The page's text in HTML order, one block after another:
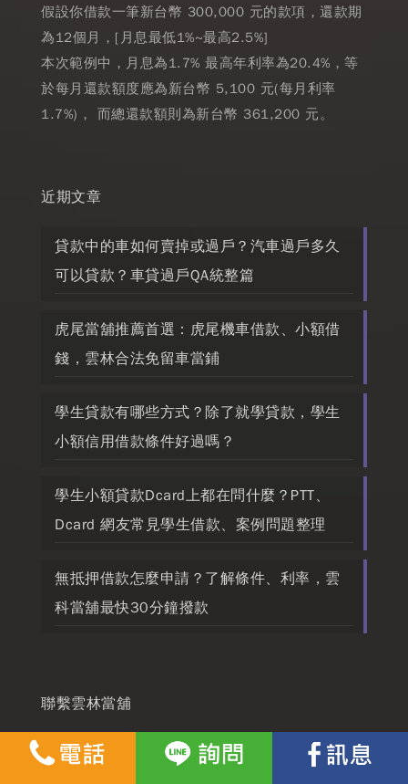
假設你借款一筆新台幣 300,000 元的款項，還款期
為12個月，[月息最低1%~最高2.5%]
本次範例中，月息為1.7% 最高年利率為20.4%，等
於每月還款額度應為新台幣 5,100 元(每月利率
1.7%)， 而總還款額則為新台幣 361,200 元。
近期文章
貸款中的車如何賣掉或過戶？汽車過戶多久
可以貸款？車貸過戶QA統整篇
虎尾當舖推薦首選：虎尾機車借款、小額借
錢，雲林合法免留車當鋪
學生貸款有哪些方式？除了就學貸款，學生
小額信用借款條件好過嗎？
學生小額貸款Dcard上都在問什麼？PTT、
Dcard 網友常見學生借款、案例問題整理
無抵押借款怎麼申請？了解條件、利率，雲
科當舖最快30分鐘撥款
聯繫雲林當舖
640雲林縣斗六市文化路527號